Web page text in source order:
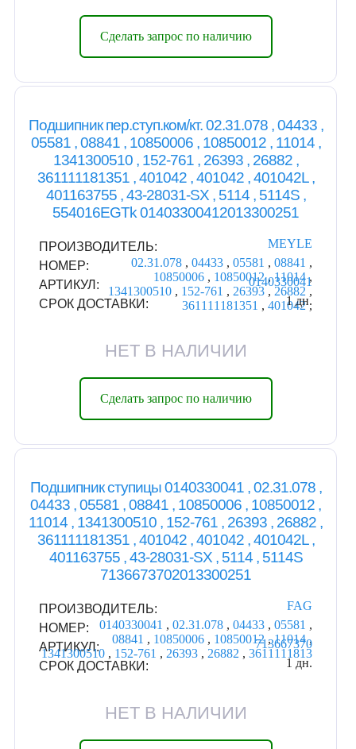
Сделать запрос по наличию
Подшипник пер.ступ.ком/кт. 02.31.078 , 04433 ,
05581 , 08841 , 10850006 , 10850012 , 11014 ,
1341300510 , 152-761 , 26393 , 26882 ,
361111181351 , 401042 , 401042 , 401042L ,
401163755 , 43-28031-SX , 5114 , 5114S ,
554016EGTk 01403300412013300251
ПРОИЗВОДИТЕЛЬ:
MEYLE
НОМЕР:
02.31.078 ,04433 ,05581 ,08841 ,
10850006 , 10850012,11014,
1341300510 , 152-761 , 26393 , 26882 ,
361111181351 ,401042,
АРТИКУЛ:
0140330041
СРОК ДОСТАВКИ:
1 дн.
НЕТ В НАЛИЧИИ
Сделать запрос по наличию
Подшипник ступицы 0140330041 , 02.31.078 ,
04433 , 05581 , 08841 , 10850006 , 10850012 ,
11014 , 1341300510 , 152-761 , 26393 , 26882 ,
361111181351 , 401042 , 401042 , 401042L ,
401163755 , 43-28031-SX , 5114 , 5114S
7136673702013300251
ПРОИЗВОДИТЕЛЬ:
FAG
НОМЕР:
0140330041 ,02.31.078 ,04433 ,05581 ,
08841 , 10850006 , 10850012 ,11014,
1341300510 , 152-761 , 26393 , 26882 ,3611111813
АРТИКУЛ:
713667370
СРОК ДОСТАВКИ:
1 дн.
НЕТ В НАЛИЧИИ